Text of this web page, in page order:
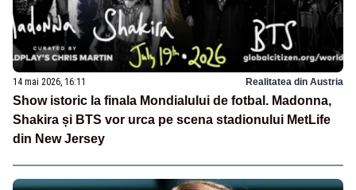
14 mai 2026, 16:11 Realitatea din Austria
Show istoric la finala Mondialului de fotbal. Madonna,
Shakira și BTS vor urca pe scena stadionului MetLife
din New Jersey